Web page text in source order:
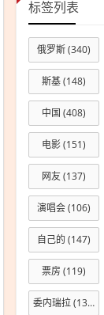
标签列表
俄罗斯(340)
斯基(148)
中国 (408)
电影(151)
网友(137)
演唱会(106)
自己的 (147)
票房 (119)
委内瑞拉(133)